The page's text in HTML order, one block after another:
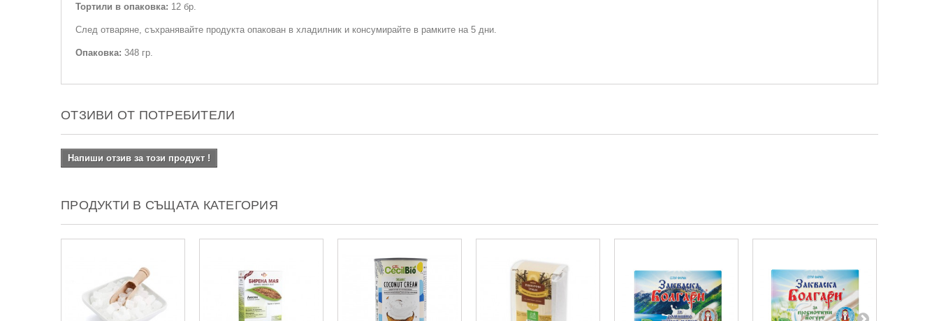
Тортили в опаковка: 12 бр.
След отваряне, съхранявайте продукта опакован в хладилник и консумирайте в рамките на 5 дни.
Опаковка: 348 гр.
ОТЗИВИ ОТ ПОТРЕБИТЕЛИ
Напиши отзив за този продукт !
ПРОДУКТИ В СЪЩАТА КАТЕГОРИЯ